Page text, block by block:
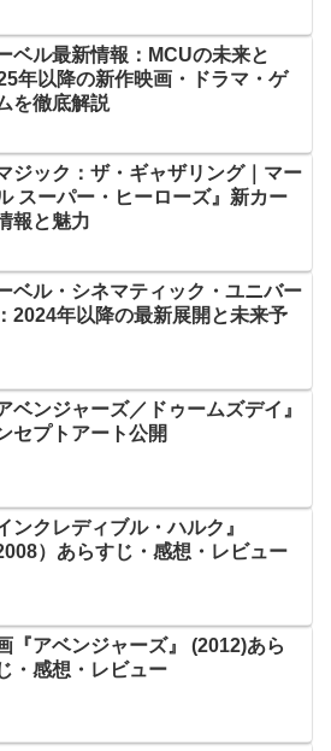
ベル最新情報：MCUの未来と
年以降の新作映画・ドラマ・ゲ
を徹底解説
ジック：ザ・ギャザリング｜マー
スーパー・ヒーローズ』新カー
報と魅力
ベル・シネマティック・ユニバー
2024年以降の最新展開と未来予
ベンジャーズ／ドゥームズデイ』
セプトアート公開
ンクレディブル・ハルク』
）あらすじ・感想・レビュー
『アベンジャーズ』 (2012)あら
・感想・レビュー